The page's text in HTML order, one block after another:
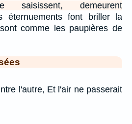
saisissent, demeurent
éternuements font briller la
comme les paupières de
l'autre, Et l'air ne passerait